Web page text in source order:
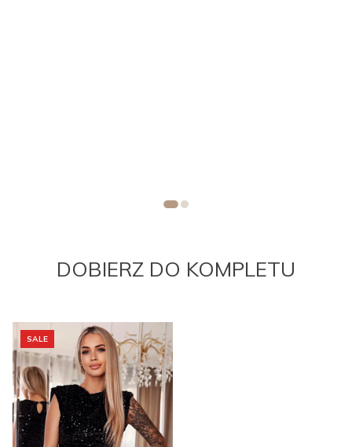
DOBIERZ DO KOMPLETU
SALE